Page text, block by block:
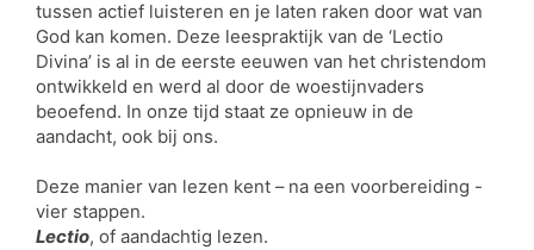
tussen actief luisteren en je laten raken door wat van
God kan komen. Deze leespraktijk van de ‘Lectio
Divina’ is al in de eerste eeuwen van het christendom
ontwikkeld en werd al door de woestijnvaders
beoefend. In onze tijd staat ze opnieuw in de
aandacht, ook bij ons.
Deze manier van lezen kent – na een voorbereiding -
vier stappen.
Lectio, of aandachtig lezen.